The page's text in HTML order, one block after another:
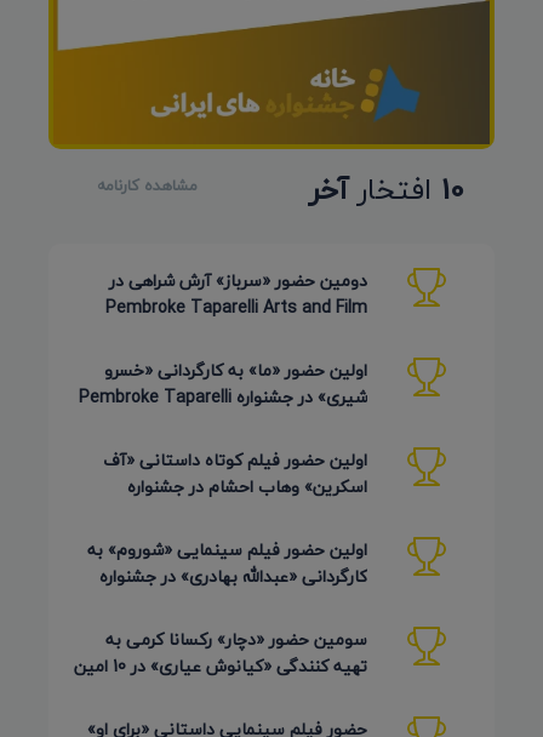
10 افتخارآخر مشاهده کارنامه
دومین حضور «سرباز» آرش شراهی در
Pembroke Taparelli Arts and Film
اولین حضور «ما» به کارگردانی «خسرو
شیری» در جشنواره Pembroke Taparelli
اولین حضور فیلم کوتاه داستانی «آف
اسکرین» وهاب احشام در جشنواره
اولین حضور فیلم سینمایی «شوروم» به
کارگردانی «عبدالله بهادری» در جشنواره
سومین حضور «دچار» رکسانا کرمی به
تهیه کنندگی «کیانوش عیاری» در 10 امین
حضور فیلم سینمایی داستانی «برای او»